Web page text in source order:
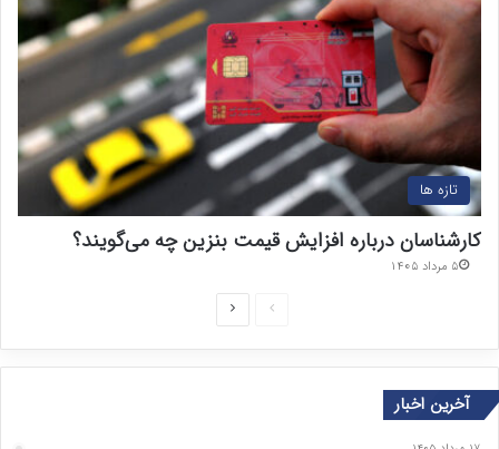
تازه ها
کارشناسان درباره افزایش قیمت بنزین چه می‌گویند؟
۵ مرداد ۱۴۰۵
ح
ح
آخرین اخبار